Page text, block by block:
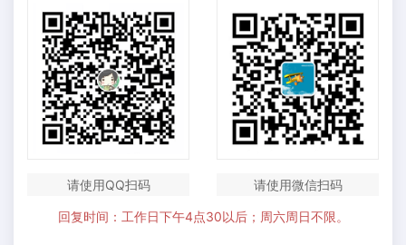
请使用QQ扫码 请使用微信扫码
回复时间：工作日下午4点30以后；周六周日不限。